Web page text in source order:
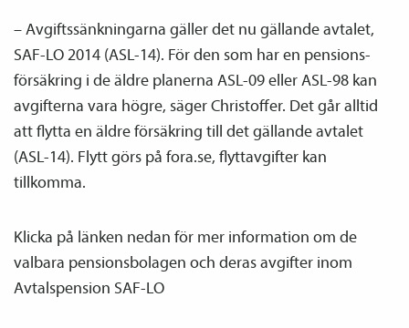
– Avgiftssänkningarna gäller det nu gällande avtalet,
SAF-LO 2014 (ASL-14). För den som har en pensions­
försäkring i de äldre planerna ASL-09 eller ASL-98 kan
avgifterna vara högre, säger Christoffer. Det går alltid
att flytta en äldre försäkring till det gällande avtalet
(ASL-14). Flytt görs på fora.se, flyttavgifter kan
tillkomma.
Klicka på länken nedan för mer information om de
valbara pensions­bolagen och deras avgifter inom
Avtals­pension SAF-LO